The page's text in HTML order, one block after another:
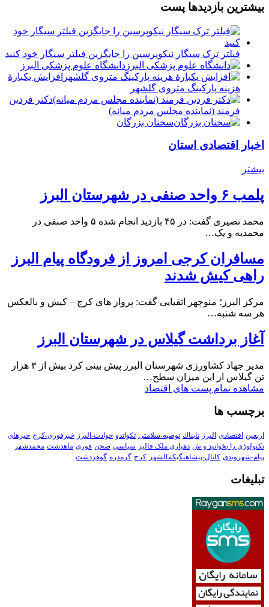
بیشترین بازدیدها پست
فیلتر ترک سیگار نیکوپرسین را جایگزین فیلتر سیگار خود کنید
دانشگاه علوم پزشکی البرز
افزایش یکبارۀ
هزینه پارکینگ متروی گلشهر
دكتر فردين
فرمند (نماينده مجلس مردم میانه)
سخنان بزرگان
اخبار اقتصادی استان
بیشتر
پلمب ۶ واحد صنفی در شهرستان البرز
محمد نصیری گفت: در ۴۵ بازدید انجام شده ۵ واحد صنفی در
محمدیه و یک…
مسافران کرجی امروز از فرودگاه پیام البرز
راهی کیش شدند
مرکز البرز؛ منوچهر اتقیایی گفت: پرواز های کرج – کیش و بالعکس
هر سه شنبه…
آغاز برداشت گیلاس در شهرستان البرز
مدیر جهاد کشاورزی شهرستان البرز پیش بینی کرد بیش از ۳ هزار
تن گیلاس از این میزان سطح…
مشاهده تمام پست های اقتصاد
برچسب ها
اربعین اقتصادی البرز تابناك توصیه-سلامتی تکواندو حوادث-البرز خبرفوری-کرج خبرهای
تکنولوڑی را بخوانید و ش دهیاری ملک فالیز سیاسی صحن فوری ماهدشت محمدشهر
پیام-شهروندی کانال-پیشاهنگیکمالشهر کرج گرمدره گوهردشت
تبلیغات